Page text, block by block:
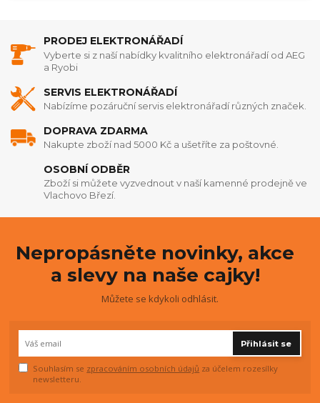
PRODEJ ELEKTRONÁŘADÍ
Vyberte si z naší nabídky kvalitního elektronářadí od AEG
a Ryobi
SERVIS ELEKTRONÁŘADÍ
Nabízíme pozáruční servis elektronářadí různých značek.
DOPRAVA ZDARMA
Nakupte zboží nad 5000 Kč a ušetříte za poštovné.
OSOBNÍ ODBĚR
Zboží si můžete vyzvednout v naší kamenné prodejně ve
Vlachovo Březí.
Nepropásněte novinky, akce
a slevy na naše cajky!
Můžete se kdykoli odhlásit.
Přihlásit se
Souhlasím se zpracováním osobních údajů za účelem rozesílky
newsletteru.